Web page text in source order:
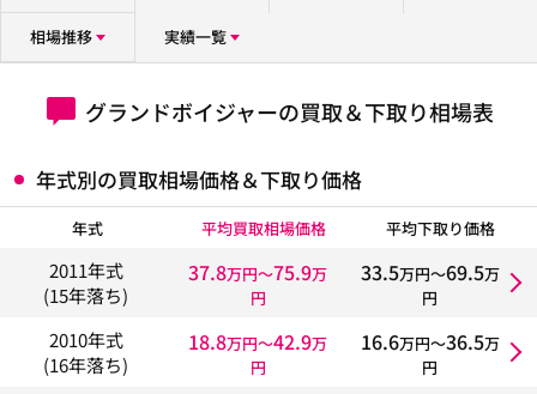
相場推移 実績一覧
グランドボイジャーの買取＆下取り相場表
年式別の買取相場価格＆下取り価格
年式 平均買取相場価格 平均下取り価格
2011年式
(15年落ち)
37.8万円〜75.9万
円
33.5万円〜69.5万
円
2010年式
(16年落ち)
18.8万円〜42.9万
円
16.6万円〜36.5万
円